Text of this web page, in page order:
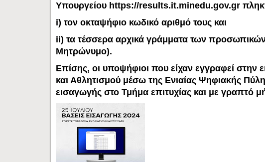
Υπουργείου https://results.it.minedu.gov.gr
i) τον οκταψήφιο κωδικό αριθμό τους και
ii) τα τέσσερα αρχικά γράμματα των
Μητρώνυμο).
Επίσης, οι υποψήφιοι που είχαν εγγραφεί στην
και Αθλητισμού μέσω της Ενιαίας Ψηφιακής
εισαγωγής στο Τμήμα επιτυχίας και με γραπτό